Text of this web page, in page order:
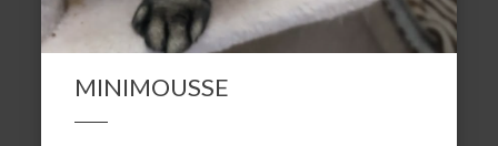
MINIMOUSSE